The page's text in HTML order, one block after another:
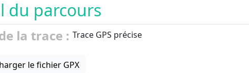
du parcours
la trace : Trace GPS précise
le fichier GPX